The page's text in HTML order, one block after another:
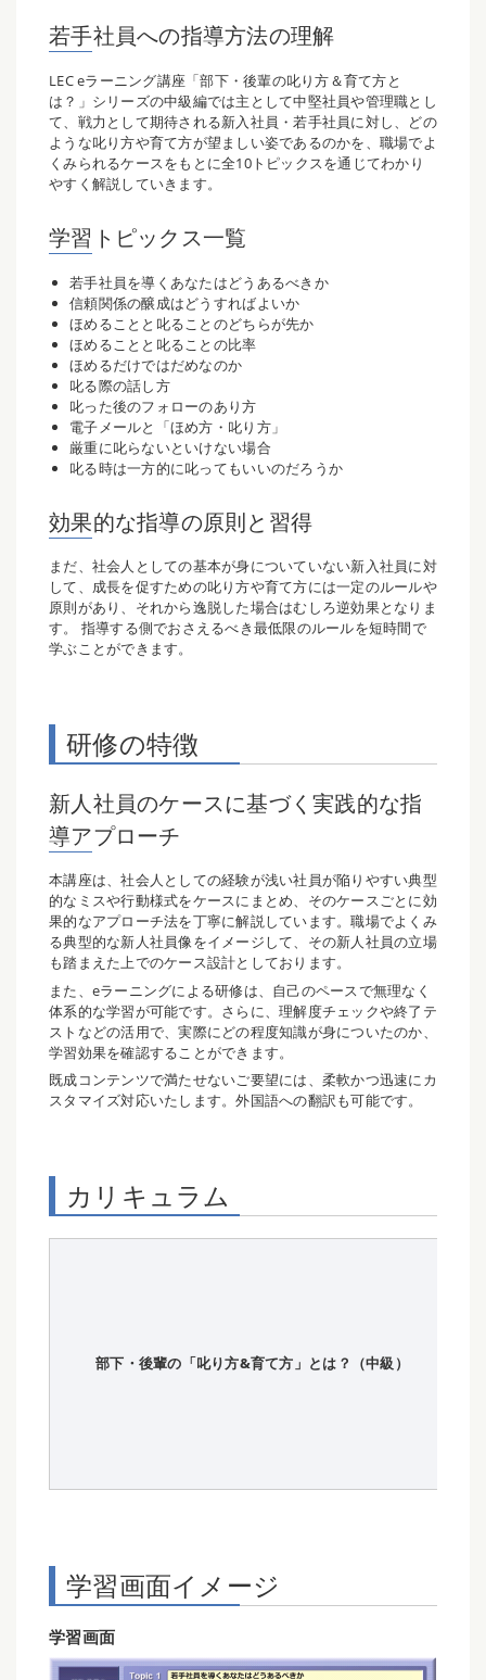
若手社員への指導方法の理解
LEC eラーニング講座「部下・後輩の叱り方＆育て方と
は？」シリーズの中級編では主として中堅社員や管理職とし
て、戦力として期待される新入社員・若手社員に対し、どの
ような叱り方や育て方が望ましい姿であるのかを、職場でよ
くみられるケースをもとに全10トピックスを通じてわかり
やすく解説していきます。
学習トピックス一覧
若手社員を導くあなたはどうあるべきか
信頼関係の醸成はどうすればよいか
ほめることと叱ることのどちらが先か
ほめることと叱ることの比率
ほめるだけではだめなのか
叱る際の話し方
叱った後のフォローのあり方
電子メールと「ほめ方・叱り方」
厳重に叱らないといけない場合
叱る時は一方的に叱ってもいいのだろうか
効果的な指導の原則と習得
まだ、社会人としての基本が身についていない新入社員に対
して、成長を促すための叱り方や育て方には一定のルールや
原則があり、それから逸脱した場合はむしろ逆効果となりま
す。 指導する側でおさえるべき最低限のルールを短時間で
学ぶことができます。
研修の特徴
新人社員のケースに基づく実践的な指
導アプローチ
本講座は、社会人としての経験が浅い社員が陥りやすい典型
的なミスや行動様式をケースにまとめ、そのケースごとに効
果的なアプローチ法を丁寧に解説しています。職場でよくみ
る典型的な新人社員像をイメージして、その新人社員の立場
も踏まえた上でのケース設計としております。
また、eラーニングによる研修は、自己のペースで無理なく
体系的な学習が可能です。さらに、理解度チェックや終了テ
ストなどの活用で、実際にどの程度知識が身についたのか、
学習効果を確認することができます。
既成コンテンツで満たせないご要望には、柔軟かつ迅速にカ
スタマイズ対応いたします。外国語への翻訳も可能です。
カリキュラム
部下・後輩の「叱り方&育て方」とは？（中級）
学習画面イメージ
学習画面